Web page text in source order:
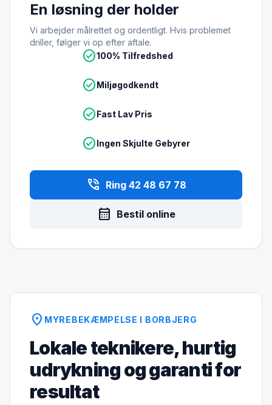
En løsning der holder
Vi arbejder målrettet og ordentligt. Hvis problemet
driller, følger vi op efter aftale.
check_circle100% Tilfredshed
check_circleMiljøgodkendt
check_circleFast Lav Pris
check_circleIngen Skjulte Gebyrer
phone_in_talk Ring 42 48 67 78
calendar_month Bestil online
location_on MYREBEKÆMPELSE I BORBJERG
Lokale teknikere, hurtig
udrykning og garanti for
resultat